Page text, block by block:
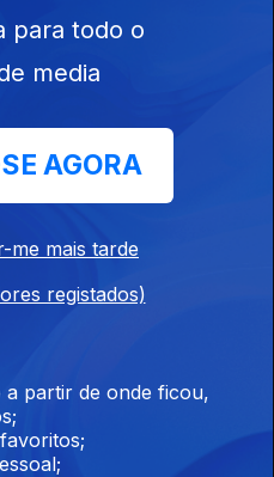
Ep. 11 17 abr. 2026
10 abr. 2026
para todo o
media
AGORA
me mais tarde
registados)
a partir de onde ficou,